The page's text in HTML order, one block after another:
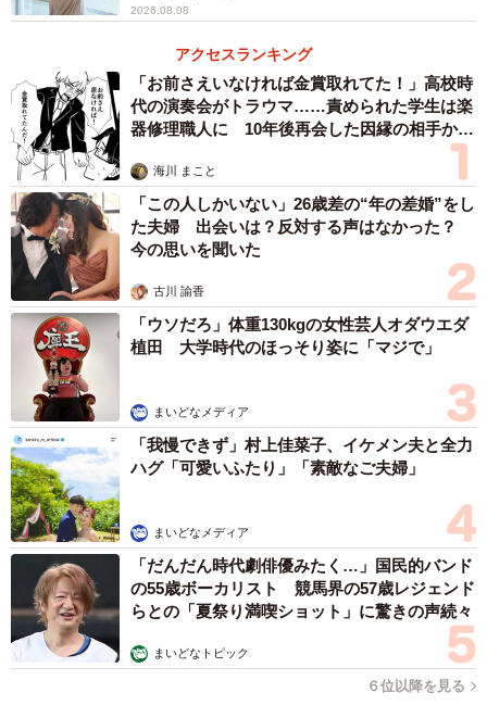
6/7
子育てと仕事の両立に必要なもの（提供画像）
続いて、「働きながら子育てするのが大変だと思うことは
ありますか」と聞いたところ、84.7%の人が「大変だと思
うことがある」と回答した一方で、95.8%の人が「今後も
働き続けたい」と考えていることが判明。
そこで、「働くことの意義」を教えてもらったところ、
「自己実現」（17.3%）や「スキルアップのため」
（20.6%）ではなく、「家計のため」（87.8%）が最多とな
っており、小学生の子どもを持つ働く女性の多くが、子育
てと仕事の両立に悩み、「小1の壁」で心身にストレスを感
じながらも、家計を支えるために懸命に働いている姿が浮
き彫りとなりました。
また、子育てと仕事の両立に必要なものを尋ねたところ、
「配偶者の理解や協力」（67.1%）、「学童保育や習い事
など放課後の子どもの居場所」（53.6%）、「上司や同僚
2026.08.08
アクセスランキング
「お前さえいなければ金賞取れてた！」高校時
代の演奏会がトラウマ……責められた学生は楽
器修理職人に 10年後再会した因縁の相手から
海川 まこと
「この人しかいない」26歳差の“年の差婚”をし
た夫婦 出会いは？反対する声はなかった？
今の思いを聞いた
古川 諭香
「ウソだろ」体重130kgの女性芸人オダウエダ
植田 大学時代のほっそり姿に「マジで」
まいどなメディア
「我慢できず」村上佳菜子、イケメン夫と全力
ハグ「可愛いふたり」「素敵なご夫婦」
まいどなメディア
「だんだん時代劇俳優みたく…」国民的バンド
の55歳ボーカリスト 競馬界の57歳レジェンド
らとの「夏祭り満喫ショット」に驚きの声続々
まいどなトピック
６位以降を見る